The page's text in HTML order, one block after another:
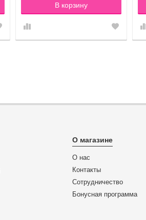
В корзину
О магазине
О нас
Контакты
Сотрудничество
Бонусная программа